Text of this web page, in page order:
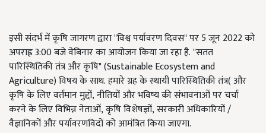
इसी संदर्भ में कृषि जागरण द्वारा "विश्व पर्यावरण दिवस" पर 5 जून 2022 को
अपराह्न 3:00 बजे वेबिनार का आयोजन किया जा रहा है. "सतत
पारिस्थितिकी तंत्र और कृषि" (Sustainable Ecosystem and
Agriculture) विषय के साथ. हमारे ग्रह के स्थायी पारिस्थितिकी तंत्र( और
कृषि के लिए वर्तमान मुद्दों, नीतियों और भविष्य की संभावनाओं पर चर्चा
करने के लिए विभिन्न नेताओं, कृषि विशेषज्ञों, सरकारी अधिकारियों /
वैज्ञानिकों और पर्यावरणविदों को आमंत्रित किया जाएगा.